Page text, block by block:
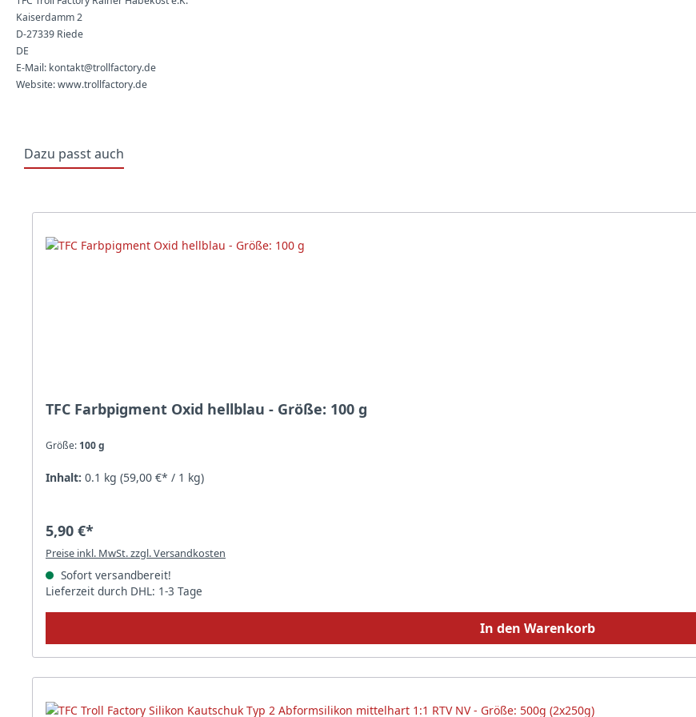
Kaiserdamm 2
D-27339 Riede
DE
E-Mail: kontakt@trollfactory.de
Website: www.trollfactory.de
Dazu passt auch
TFC Farbpigment Oxid hellblau - Größe: 100 g
Größe: 100 g
Inhalt: 0.1 kg (59,00 €* / 1 kg)
5,90 €*
Preise inkl. MwSt. zzgl. Versandkosten
Sofort versandbereit!
Lieferzeit durch DHL: 1-3 Tage
In den Warenkorb